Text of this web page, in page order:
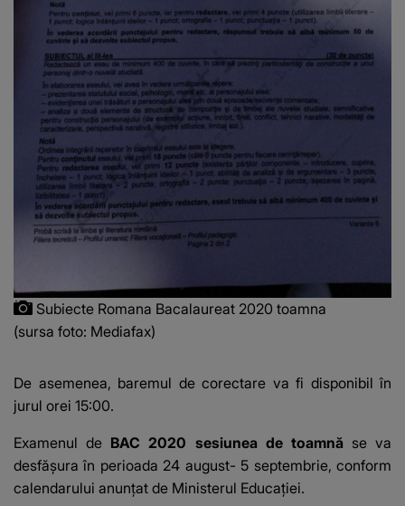
Subiecte Romana Bacalaureat 2020 toamna
(sursa foto: Mediafax)
De asemenea, baremul de corectare va fi disponibil în
jurul orei 15:00.
Examenul de BAC 2020 sesiunea de toamnă se va
desfăşura în perioada 24 august- 5 septembrie, conform
calendarului anunțat de Ministerul Educaţiei.